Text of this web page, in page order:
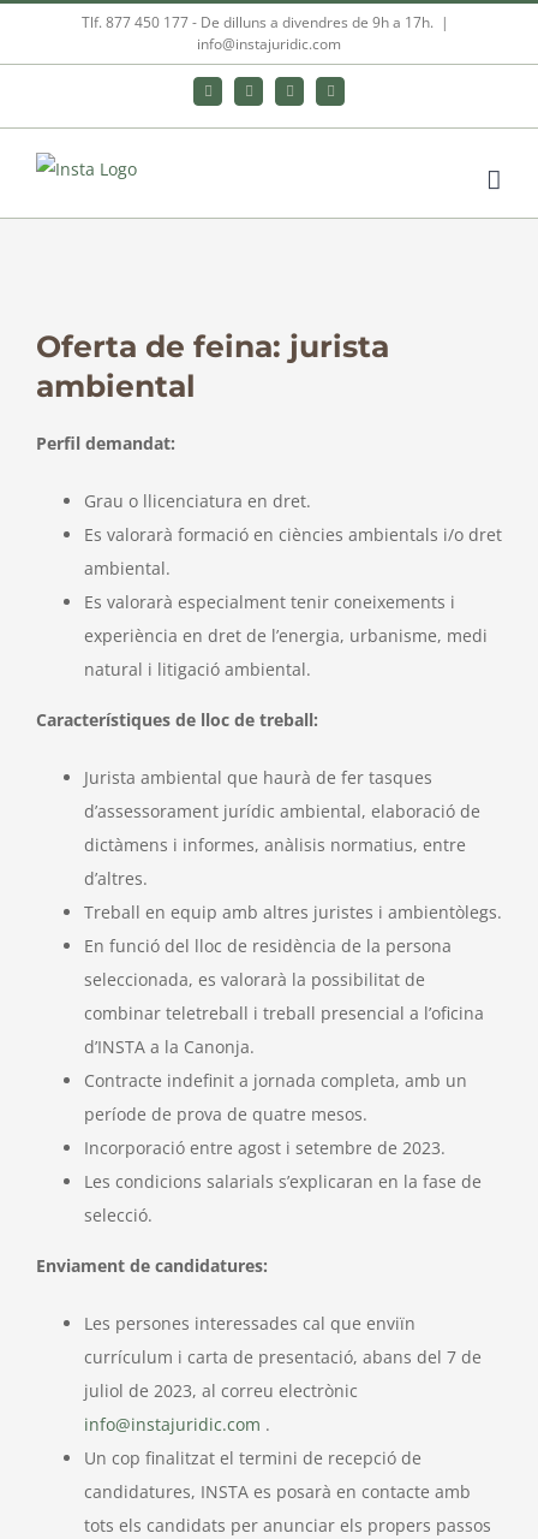
Tlf. 877 450 177‬ - De dilluns a divendres de 9h a 17h. |
info@instajuridic.com
BlueskyLinkedInYouTubeInstagram
Larger
Oferta de feina: jurista
ambiental
Perfil demandat:
Grau o llicenciatura en dret.
Es valorarà formació en ciències ambientals i/o dret
ambiental.
Es valorarà especialment tenir coneixements i
experiència en dret de l’energia, urbanisme, medi
natural i litigació ambiental.
Característiques de lloc de treball:
Jurista ambiental que haurà de fer tasques
d’assessorament jurídic ambiental, elaboració de
dictàmens i informes, anàlisis normatius, entre
d’altres.
Treball en equip amb altres juristes i ambientòlegs.
En funció del lloc de residència de la persona
seleccionada, es valorarà la possibilitat de
combinar teletreball i treball presencial a l’oficina
d’INSTA a la Canonja.
Contracte indefinit a jornada completa, amb un
període de prova de quatre mesos.
Incorporació entre agost i setembre de 2023.
Les condicions salarials s’explicaran en la fase de
selecció.
Enviament de candidatures:
Les persones interessades cal que enviïn
currículum i carta de presentació, abans del 7 de
juliol de 2023, al correu electrònic
info@instajuridic.com .
Un cop finalitzat el termini de recepció de
candidatures, INSTA es posarà en contacte amb
tots els candidats per anunciar els propers passos